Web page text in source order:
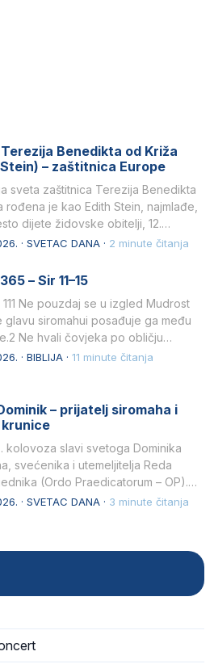
Benedikta od Križa
– zaštitnica Europe
sveta zaštitnica Terezija Benedikta
rođena je kao Edith Stein, najmlađe,
dijete židovske obitelji, 12.
1891, u Wrocławu…
· SVETAC DANA · 2 minute čitanja
– Sir 11–15
111 Ne pouzdaj se u izgled Mudrost
glavu siromahui posađuje ga među
Ne hvali čovjeka po obličju
· BIBLIJA · 11 minute čitanja
– prijatelj siromaha i
kolovoza slavi svetoga Dominika
svećenika i utemeljitelja Reda
(Ordo Praedicatorum – OP).
dubokom ljubavlju prema
· SVETAC DANA · 3 minute čitanja